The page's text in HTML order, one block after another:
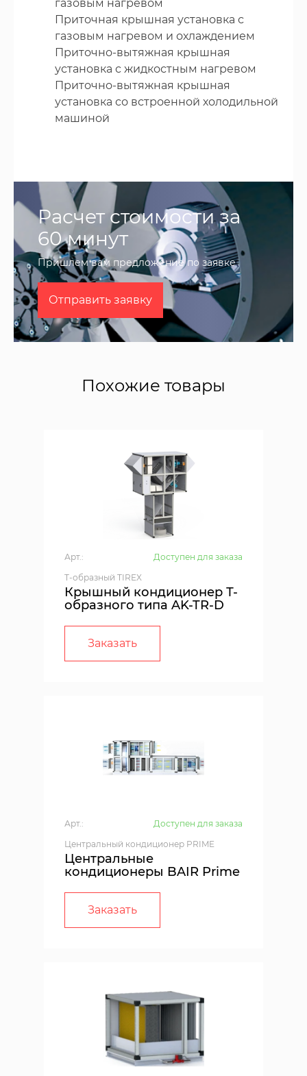
газовым нагревом
Приточная крышная установка с
газовым нагревом и охлаждением
Приточно-вытяжная крышная
установка с жидкостным нагревом
Приточно-вытяжная крышная
установка со встроенной холодильной
машиной
Расчет стоимости за
60 минут
Пришлем вам предложение по заявке
Отправить заявку
Похожие товары
Арт.:
Доступен для заказа
T-образный TIREX
Крышный кондиционер Т-
образного типа AK-TR-D
Заказать
Арт.:
Доступен для заказа
Центральный кондиционер PRIME
Центральные
кондиционеры BAIR Prime
Заказать